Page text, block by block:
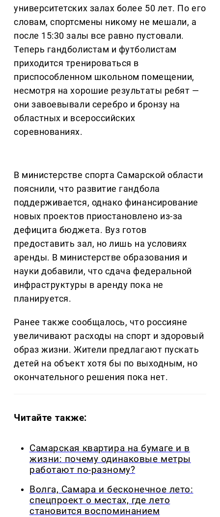
университетских залах более 50 лет. По его
словам, спортсмены никому не мешали, а
после 15:30 залы все равно пустовали.
Теперь гандболистам и футболистам
приходится тренироваться в
приспособленном школьном помещении,
несмотря на хорошие результаты ребят —
они завоевывали серебро и бронзу на
областных и всероссийских
соревнованиях.
В министерстве спорта Самарской области
пояснили, что развитие гандбола
поддерживается, однако финансирование
новых проектов приостановлено из-за
дефицита бюджета. Вуз готов
предоставить зал, но лишь на условиях
аренды. В министерстве образования и
науки добавили, что сдача федеральной
инфраструктуры в аренду пока не
планируется.
Ранее также сообщалось, что россияне
увеличивают расходы на спорт и здоровый
образ жизни. Жители предлагают пускать
детей на объект хотя бы по выходным, но
окончательного решения пока нет.
Читайте также:
Самарская квартира на бумаге и в
жизни: почему одинаковые метры
работают по-разному?
Волга, Самара и бесконечное лето:
спецпроект о местах, где лето
становится воспоминанием